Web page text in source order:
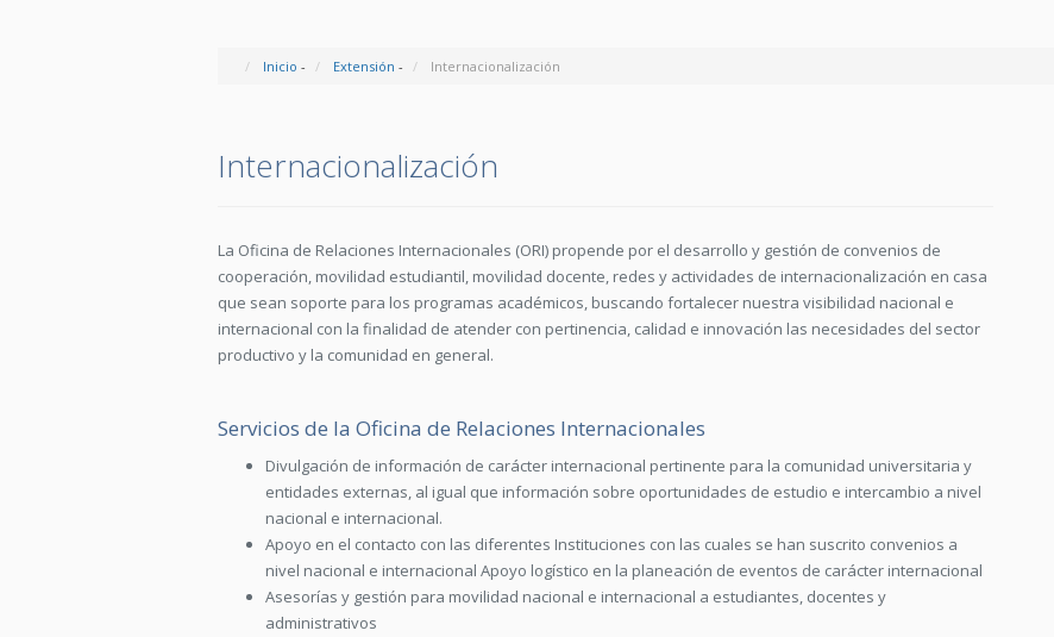
Inicio - Extensión - Internacionalización
Internacionalización
La Oficina de Relaciones Internacionales (ORI) propende por el desarrollo y gestión de convenios de
cooperación, movilidad estudiantil, movilidad docente, redes y actividades de internacionalización en casa
que sean soporte para los programas académicos, buscando fortalecer nuestra visibilidad nacional e
internacional con la finalidad de atender con pertinencia, calidad e innovación las necesidades del sector
productivo y la comunidad en general.
Servicios de la Oficina de Relaciones Internacionales
Divulgación de información de carácter internacional pertinente para la comunidad universitaria y
entidades externas, al igual que información sobre oportunidades de estudio e intercambio a nivel
nacional e internacional.
Apoyo en el contacto con las diferentes Instituciones con las cuales se han suscrito convenios a
nivel nacional e internacional Apoyo logístico en la planeación de eventos de carácter internacional
Asesorías y gestión para movilidad nacional e internacional a estudiantes, docentes y
administrativos